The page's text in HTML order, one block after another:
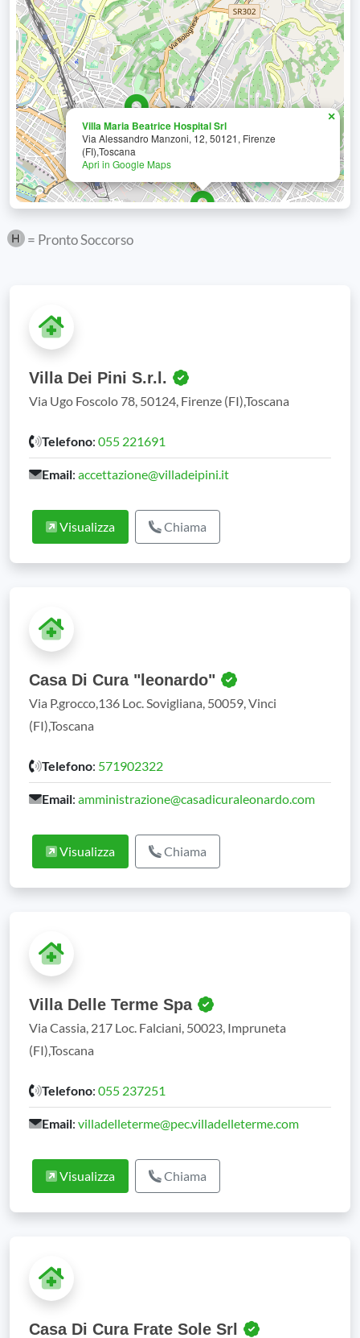
Villa Maria Beatrice Hospital Srl
Via Alessandro Manzoni, 12, 50121, Firenze
(FI),Toscana
Apri in Google Maps
×
= Pronto Soccorso
Villa Dei Pini S.r.l.
Via Ugo Foscolo 78, 50124, Firenze (FI),Toscana
Telefono: 055 221691
Email: accettazione@villadeipini.it
Visualizza Chiama
Casa Di Cura "leonardo"
Via P.grocco,136 Loc. Sovigliana, 50059, Vinci
(FI),Toscana
Telefono: 571902322
Email: amministrazione@casadicuraleonardo.com
Visualizza Chiama
Villa Delle Terme Spa
Via Cassia, 217 Loc. Falciani, 50023, Impruneta
(FI),Toscana
Telefono: 055 237251
Email: villadelleterme@pec.villadelleterme.com
Visualizza Chiama
Casa Di Cura Frate Sole Srl